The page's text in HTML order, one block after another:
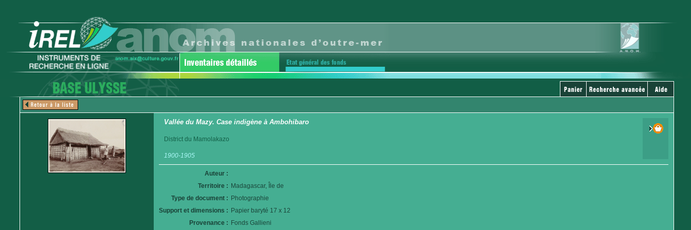
Vallée du Mazy. Case indigène à Ambohibaro
District du Mamolakazo
1900-1905
Auteur :
Territoire : Madagascar, Île de
Type de document : Photographie
Support et dimensions : Papier baryté 17 x 12
Provenance : Fonds Gallieni